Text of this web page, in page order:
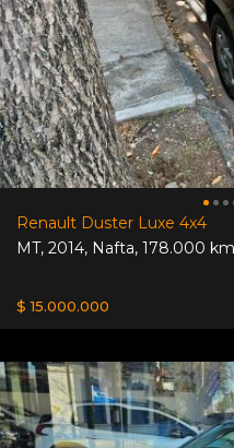
Renault Duster Luxe 4x4
MT, 2014, Nafta, 178.000
$ 15.000.000